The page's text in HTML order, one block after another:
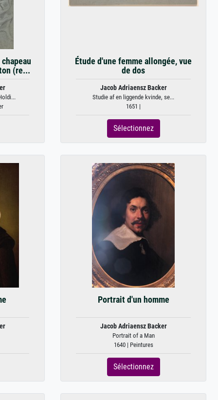
(re...
Étude d'une femme allongée, vue
de dos
Jacob Adriaensz Backer
Studie af en liggende kvinde, se...
1651 |
Sélectionnez
Portrait d'un homme
Jacob Adriaensz Backer
Portrait of a Man
1640 | Peintures
Sélectionnez